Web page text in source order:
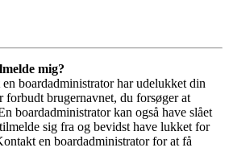
mig?
boardadministrator har udelukket din
forbudt brugernavnet, du forsøger at
boardadministrator kan også have slået
sig fra og bevidst have lukket for
en boardadministrator for at få